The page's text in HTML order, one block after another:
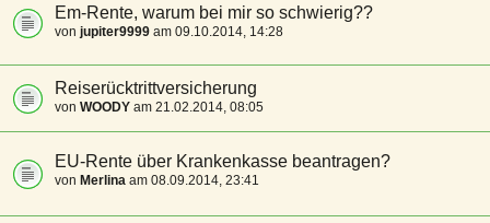
Em-Rente, warum bei mir so schwierig??
von jupiter9999 am 09.10.2014, 14:28
Reiserücktrittversicherung
von WOODY am 21.02.2014, 08:05
EU-Rente über Krankenkasse beantragen?
von Merlina am 08.09.2014, 23:41